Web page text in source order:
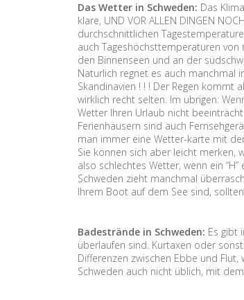
Das Wetter in Schweden: Das
klare, UND VOR ALLEN DINGEN
durchschnittlichen
auch Tageshöchsttemperaturen
den Binnenseen und an der
Naturlich regnet es auch manchmal
Skandinavien ! ! ! Der Regen kommt
wirklich recht selten. Im übrigen:
Wetter Ihren Urlaub nicht
Ferienhäusern sind auch
man immer eine Wetter-karte mit
Sie können sich aber leicht merken,
also schlechtes Wetter, wenn ein
Schweden zieht manchmal
Ihrem Boot auf dem See sind,
Badestrände in Schweden: Es gibt
überlaufen sind. Kurtaxen oder
Differenzen zwischen Ebbe und
Schweden auch nicht üblich, mit